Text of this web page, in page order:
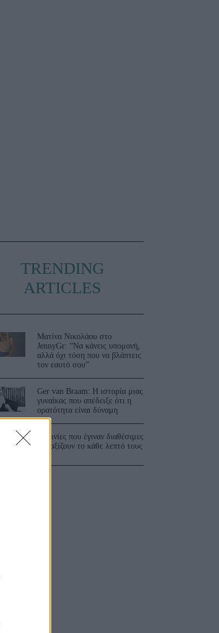
TRENDING
ARTICLES
Ματίνα Νικολάου στο
JennyGr: “Να κάνεις υπομονή,
αλλά όχι τόση που να βλάπτεις
τον εαυτό σου”
Ger van Braam: Η ιστορία μιας
γυναίκας που απέδειξε ότι η
ορατότητα είναι δύναμη
3 ταινίες που έγιναν διαθέσιμες
και αξίζουν το κάθε λεπτό τους